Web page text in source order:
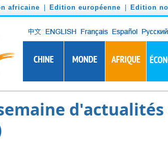
africaine Edition européenne Edition